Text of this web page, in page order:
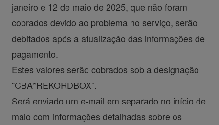
janeiro e 12 de maio de 2025, que não foram
cobrados devido ao problema no serviço, serão
debitados após a atualização das informações de
pagamento.
Estes valores serão cobrados sob a designação
“CBA*REKORDBOX”.
Será enviado um e-mail em separado no início de
maio com informações detalhadas sobre os